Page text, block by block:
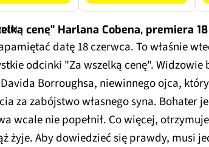
cenę" Harlana Cobena, premiera
datę 18 czerwca. To właśnie
odcinki "Za wszelką cenę".
Borroughsa, niewinnego ojca,
za zabójstwo własnego syna. Bohater
wcale nie popełnił. Co więcej,
żyje. Aby dowiedzieć się prawdy, musi